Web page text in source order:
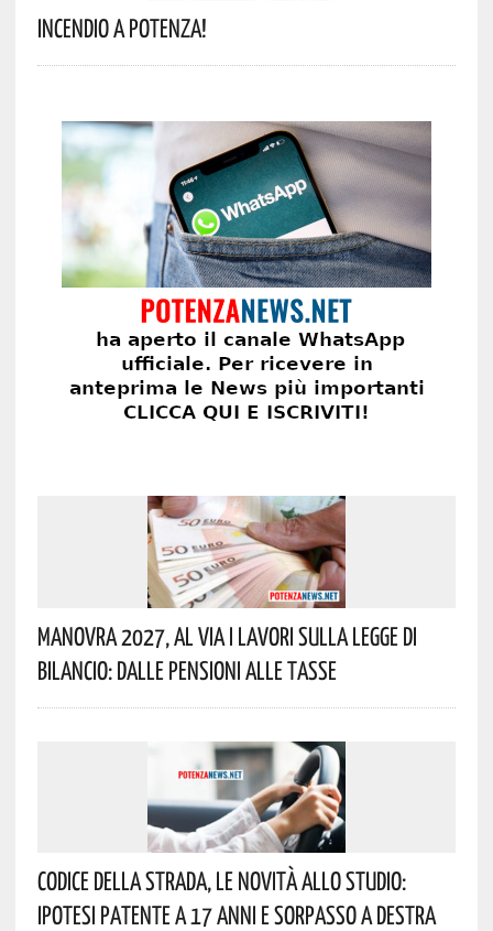
Incendio A Potenza!
Manovra 2027, Al Via I Lavori Sulla Legge Di
Bilancio: Dalle Pensioni Alle Tasse
Codice Della Strada, Le Novità Allo Studio:
Ipotesi Patente A 17 Anni E Sorpasso A Destra